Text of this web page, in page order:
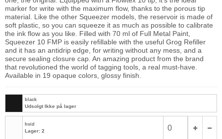
marker for write with the maximum flow, thanks to the porous tip
material. Like the other Squeezer models, the reservoir is made of
soft plastic, so you can squeeze it as much as possible to calibrate
the ink flow as you like. Filled with 70 ml of Full Metal Paint,
Squeezer 10 FMP is easily refillable with the useful Grog Refiller
and it has an antidrip edge, for writing without any mess, and a
secure sealing closure cap. An amazing product from the brand
that revolutioned the world of tagging tools, a real must-have.
Available in 19 opaque colors, glossy finish.
black
Udsolgt Ikke på lager
hvid
Lager: 2